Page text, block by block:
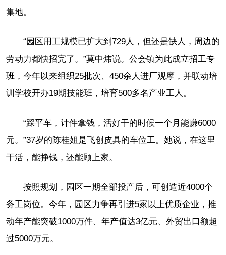
集地。
“园区用工规模已扩大到729人，但还是缺人，周边的
劳动力都快招完了。”莫中炜说。公会镇为此成立招工专
班，今年以来组织25批次、450余人进厂观摩，并联动培
训学校开办19期技能班，培育500多名产业工人。
“踩平车，计件拿钱，活好干的时候一个月能赚6000
元。”37岁的陈桂姐是飞创皮具的车位工。她说，在这里
干活，能挣钱，还能顾上家。
按照规划，园区一期全部投产后，可创造近4000个
务工岗位。今年，园区力争再引进5家以上优质企业，推
动年产能突破1000万件、年产值达3亿元、外贸出口额超
过5000万元。